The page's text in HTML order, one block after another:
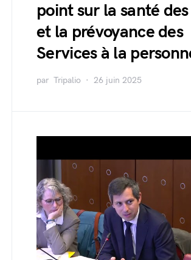
point sur la santé
et la prévoyance des
Services à la
par Tripalio 26 juin 2025